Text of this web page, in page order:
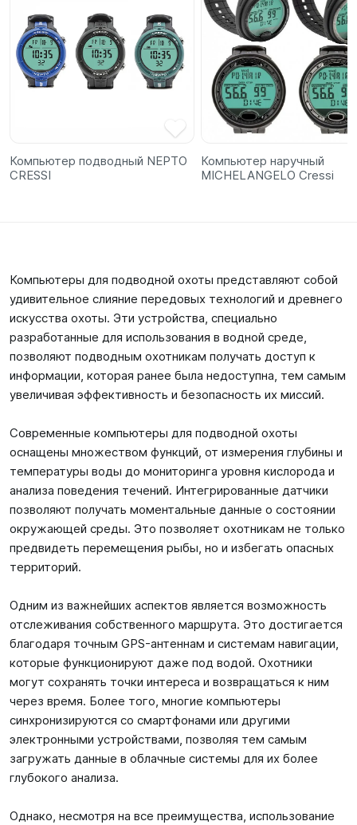
Компьютер подводный NEPTO
CRESSI
Компьютер наручный
MICHELANGELO Cressi
Компьютеры для подводной охоты представляют собой
удивительное слияние передовых технологий и древнего
искусства охоты. Эти устройства, специально
разработанные для использования в водной среде,
позволяют подводным охотникам получать доступ к
информации, которая ранее была недоступна, тем самым
увеличивая эффективность и безопасность их миссий.
Современные компьютеры для подводной охоты
оснащены множеством функций, от измерения глубины и
температуры воды до мониторинга уровня кислорода и
анализа поведения течений. Интегрированные датчики
позволяют получать моментальные данные о состоянии
окружающей среды. Это позволяет охотникам не только
предвидеть перемещения рыбы, но и избегать опасных
территорий.
Одним из важнейших аспектов является возможность
отслеживания собственного маршрута. Это достигается
благодаря точным GPS-антеннам и системам навигации,
которые функционируют даже под водой. Охотники
могут сохранять точки интереса и возвращаться к ним
через время. Более того, многие компьютеры
синхронизируются со смартфонами или другими
электронными устройствами, позволяя тем самым
загружать данные в облачные системы для их более
глубокого анализа.
Однако, несмотря на все преимущества, использование